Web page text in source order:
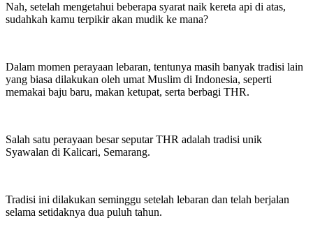
Nah, setelah mengetahui beberapa syarat naik kereta api di atas,
sudahkah kamu terpikir akan mudik ke mana?
Dalam momen perayaan lebaran, tentunya masih banyak tradisi lain
yang biasa dilakukan oleh umat Muslim di Indonesia, seperti
memakai baju baru, makan ketupat, serta berbagi THR.
Salah satu perayaan besar seputar THR adalah tradisi unik
Syawalan di Kalicari, Semarang.
Tradisi ini dilakukan seminggu setelah lebaran dan telah berjalan
selama setidaknya dua puluh tahun.